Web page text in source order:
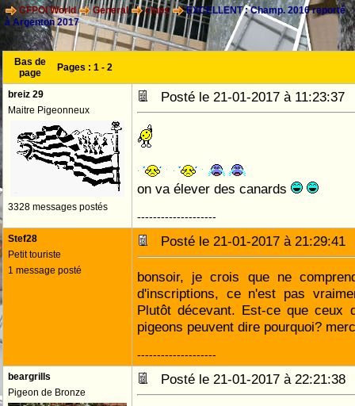
CFPOI World General clubs
EXCELLENT : Champ. 2016 reporté
à Argenton 2017
Bas de
page
Pages : 1 - 2
breiz 29
Maitre Pigeonneux
3328 messages postés
Posté le 21-01-2017 à
on va élever des canards
--------------------
Stef28
Petit touriste
1 message posté
Posté le 21-01-2017 à
bonsoir, je crois que ne
d'inscriptions, ce n'est pas
Plutôt décevant. Est-ce que ceux
pigeons peuvent dire pourquoi?
--------------------
beargrills
Pigeon de Bronze
Posté le 21-01-2017 à